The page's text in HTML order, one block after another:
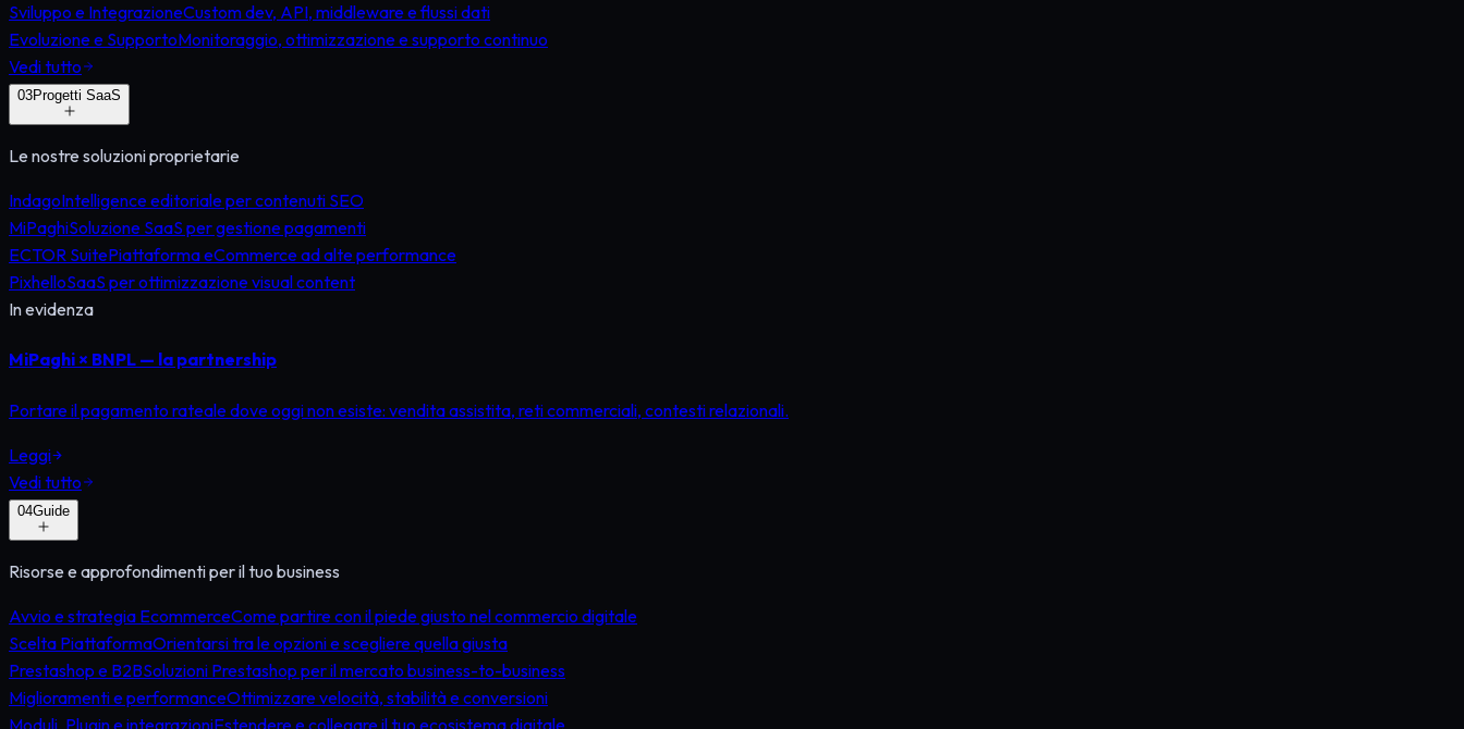
Sviluppo e IntegrazioneCustom dev, API, middleware e flussi dati
Evoluzione e SupportoMonitoraggio, ottimizzazione e supporto continuo
Vedi tutto
03Progetti SaaS
Le nostre soluzioni proprietarie
IndagoIntelligence editoriale per contenuti SEO
MiPaghiSoluzione SaaS per gestione pagamenti
ECTOR SuitePiattaforma eCommerce ad alte performance
PixhelloSaaS per ottimizzazione visual content
In evidenza
MiPaghi × BNPL — la partnership
Portare il pagamento rateale dove oggi non esiste: vendita assistita, reti commerciali, contesti relazionali.
Leggi
Vedi tutto
04Guide
Risorse e approfondimenti per il tuo business
Avvio e strategia EcommerceCome partire con il piede giusto nel commercio digitale
Scelta PiattaformaOrientarsi tra le opzioni e scegliere quella giusta
Prestashop e B2BSoluzioni Prestashop per il mercato business-to-business
Miglioramenti e performanceOttimizzare velocità, stabilità e conversioni
Moduli, Plugin e integrazioniEstendere e collegare il tuo ecosistema digitale